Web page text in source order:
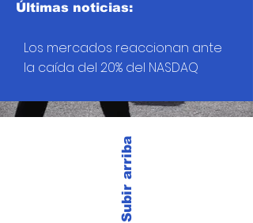
Subir arriba
Últimas noticias:
Los mercados reaccionan ante
la caída del 20% del NASDAQ